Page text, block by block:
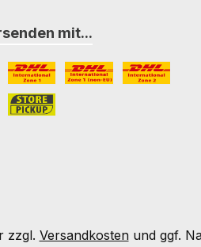
mit...
DHL Paket International Zone 1
DHL PaketDHL Paket
zzgl. Versandkostenund ggf.